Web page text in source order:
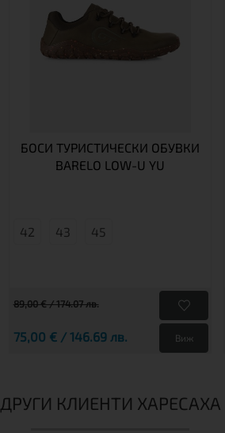
БОСИ ТУРИСТИЧЕСКИ ОБУВКИ
BARELO LOW-U YU
42 43 45
89,00 € / 174.07 лв.
75,00 € / 146.69 лв. Виж
ДРУГИ КЛИЕНТИ ХАРЕСАХА